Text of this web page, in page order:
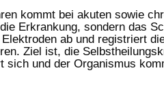
kommt bei akuten sowie
Erkrankung, sondern das
ab und registriert
Ziel ist, die
sich und der Organismus